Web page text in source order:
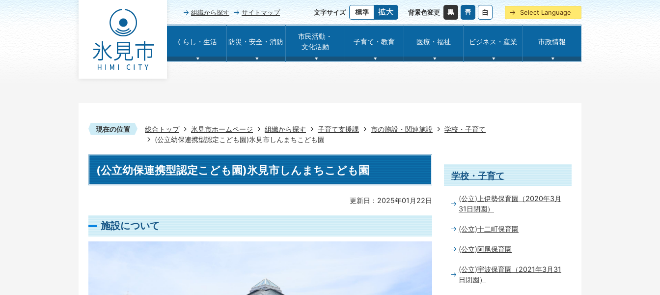
組織から探す サイトマップ 文字サイズ 背景色変更 Select Language
くらし・生活 防災・安全・消防
市民活動・
文化活動
子育て・教育 医療・福祉 ビジネス・産業 市政情報
現在の位置 総合トップ 氷見市ホームページ 組織から探す 子育て支援課 市の施設・関連施設
学校・子育て
(公立幼保連携型認定こども園)氷見市しんまちこども園
(公立幼保連携型認定こども園)氷見市しんまちこども園
更新日：2025年01月22日
施設について
学校・子育て
(公立)上伊勢保育園（2020年3月
31日閉園）
(公立)十二町保育園
(公立)阿尾保育園
(公立)宇波保育園（2021年3月31
日閉園）